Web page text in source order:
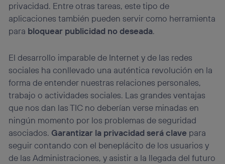
privacidad. Entre otras tareas, este tipo de
aplicaciones también pueden servir como herramienta
para bloquear publicidad no deseada.
El desarrollo imparable de Internet y de las redes
sociales ha conllevado una auténtica revolución en la
forma de entender nuestras relaciones personales,
trabajo o actividades sociales. Las grandes ventajas
que nos dan las TIC no deberían verse minadas en
ningún momento por los problemas de seguridad
asociados. Garantizar la privacidad será clave para
seguir contando con el beneplácito de los usuarios y
de las Administraciones, y asistir a la llegada del futuro